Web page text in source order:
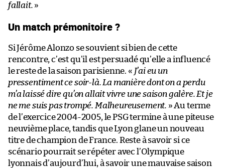
fallait. »
Un match prémonitoire ?
Si Jérôme Alonzo se souvient si bien de cette
rencontre, c’est qu’il est persuadé qu’elle a influencé
le reste de la saison parisienne. « J’ai eu un
pressentiment ce soir-là. La manière dont on a perdu
m’a laissé dire qu’on allait vivre une saison galère. Et je
ne me suis pas trompé. Malheureusement. » Au terme
de l’exercice 2004-2005, le PSG termine à une piteuse
neuvième place, tandis que Lyon glane un nouveau
titre de champion de France. Reste à savoir si ce
scénario pourrait se répéter avec l’Olympique
lyonnais d’aujourd’hui, à savoir une mauvaise saison